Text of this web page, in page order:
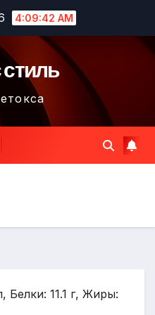
4:09:43 AM
Белки: 11.1 г, Жиры: